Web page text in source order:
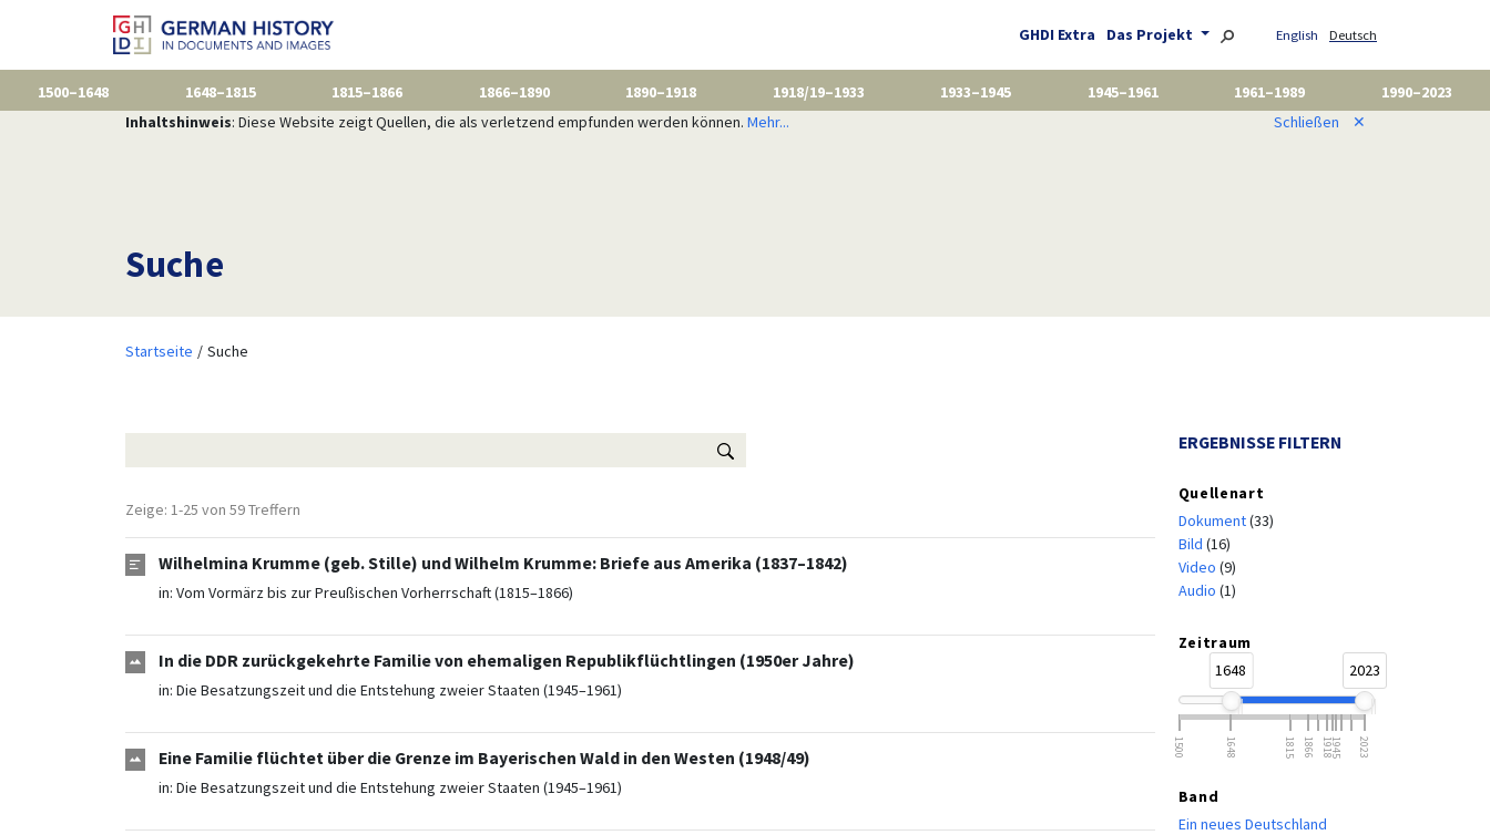
GHDI Extra Das Projekt English Deutsch
1500–1648 1648–1815 1815–1866 1866–1890 1890–1918 1918/19–1933 1933–1945 1945–1961 1961–1989
1990–2023
Inhaltshinweis: Diese Website zeigt Quellen, die als verletzend empfunden werden können. Mehr... Schließen ✕
Suche
Startseite Suche
Zeige: 1-25 von 59 Treffern
Wilhelmina Krumme (geb. Stille) und Wilhelm Krumme: Briefe aus Amerika (1837–1842)
in: Vom Vormärz bis zur Preußischen Vorherrschaft (1815–1866)
In die DDR zurückgekehrte Familie von ehemaligen Republikflüchtlingen (1950er Jahre)
in: Die Besatzungszeit und die Entstehung zweier Staaten (1945–1961)
Eine Familie flüchtet über die Grenze im Bayerischen Wald in den Westen (1948/49)
in: Die Besatzungszeit und die Entstehung zweier Staaten (1945–1961)
ERGEBNISSE FILTERN
Quellenart
Dokument(33)
Bild (16)
Video (9)
Audio (1)
Zeitraum
1648
2023
1500 1648 1815 1866 19181945 2023
Band
Ein neues Deutschland